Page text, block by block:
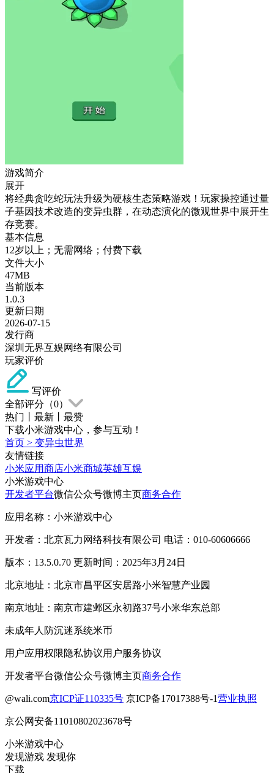
游戏简介
展开
将经典贪吃蛇玩法升级为硬核生态策略游戏！玩家操控通过量
子基因技术改造的变异虫群，在动态演化的微观世界中展开生
存竞赛。
基本信息
12岁以上；无需网络；付费下载
文件大小
47MB
当前版本
1.0.3
更新日期
2026-07-15
发行商
深圳无界互娱网络有限公司
玩家评价
写评价
全部评分（0）
热门
最新
最赞
下载小米游戏中心，参与互动！
首页 > 变异虫世界
友情链接
小米应用商店小米商城英雄互娱
小米游戏中心
开发者平台微信公众号微博主页商务合作
应用名称：小米游戏中心
开发者：北京瓦力网络科技有限公司 电话：010-60606666
版本：13.5.0.70 更新时间：2025年3月24日
北京地址：北京市昌平区安居路小米智慧产业园
南京地址：南京市建邺区永初路37号小米华东总部
未成年人防沉迷系统米币
用户应用权限隐私协议用户服务协议
开发者平台微信公众号微博主页商务合作
@wali.com京ICP证110335号 京ICP备17017388号-1营业执照
京公网安备11010802023678号
小米游戏中心
发现游戏 发现你
下载